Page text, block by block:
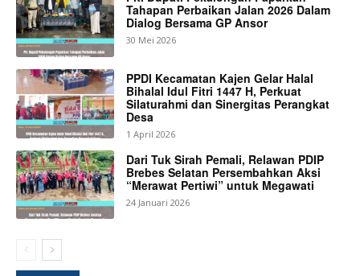
Magazine PRO
Tahapan Perbaikan Jalan 2026 Dalam
Dialog Bersama GP Ansor
30 Mei 2026
PPDI Kecamatan Kajen Gelar Halal
Bihalal Idul Fitri 1447 H, Perkuat
Silaturahmi dan Sinergitas Perangkat
Desa
1 April 2026
Dari Tuk Sirah Pemali, Relawan PDIP
Brebes Selatan Persembahkan Aksi
“Merawat Pertiwi” untuk Megawati
24 Januari 2026